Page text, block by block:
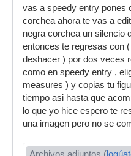
vas a speedy entry pones
corchea ahora te vas a
negra corchea un silencio
entonces te regresas con
deshacer ) por dos veces
como en speedy entry ,
measures ) y copias tu
tiempo asi hasta que
lo que yo hice espero te
una imagen pero no se